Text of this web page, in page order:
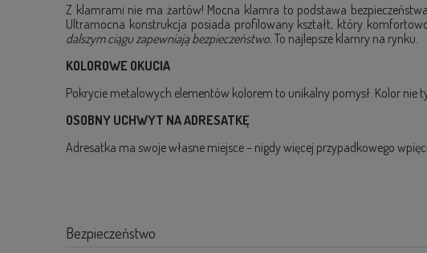
Z klamrami nie ma żartów! Mocna klamra to podstawa
Ultramocna konstrukcja posiada profilowany kształt, który
dalszym ciągu zapewniają bezpieczeństwo. To najlepsze klamry na rynku.
KOLOROWE OKUCIA
Pokrycie metalowych elementów kolorem to unikalny pomysł. Kolor nie
OSOBNY UCHWYT NA ADRESATKĘ
Adresatka ma swoje własne miejsce – nigdy więcej przypadkowego
Bezpieczeństwo